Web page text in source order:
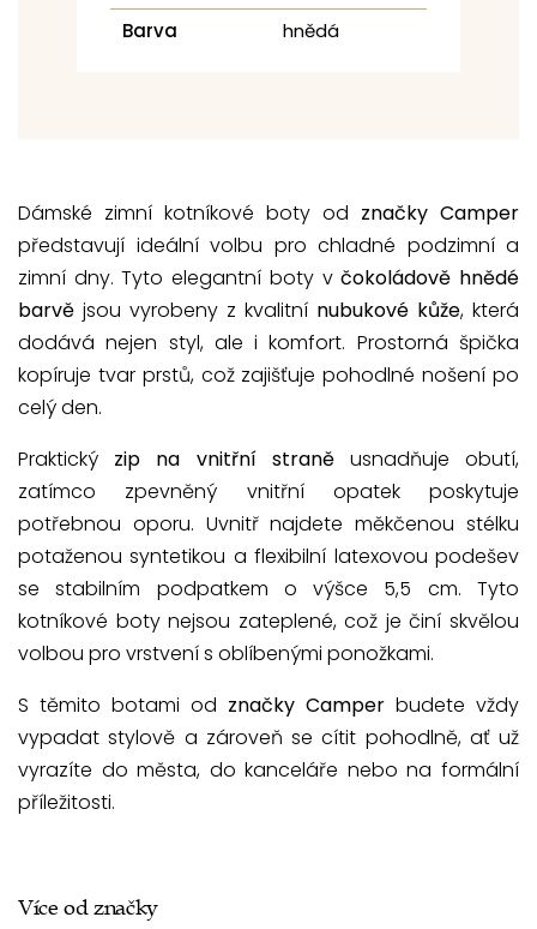
Barva hnědá
Dámské zimní kotníkové boty od značky Camper
představují ideální volbu pro chladné podzimní a
zimní dny. Tyto elegantní boty včokoládově hnědé
barvě jsou vyrobeny z kvalitní nubukové kůže, která
dodává nejen styl, ale i komfort. Prostorná špička
kopíruje tvar prstů, což zajišťuje pohodlné nošení po
celý den.
Praktický zip na vnitřní straněusnadňuje obutí,
zatímco zpevněný vnitřní opatek poskytuje
potřebnou oporu. Uvnitř najdete měkčenou stélku
potaženou syntetikou a flexibilní latexovou podešev
se stabilním podpatkem o výšce 5,5 cm. Tyto
kotníkové boty nejsou zateplené, což je činí skvělou
volbou pro vrstvení s oblíbenými ponožkami.
S těmito botami od značky Camper budete vždy
vypadat stylově a zároveň se cítit pohodlně, ať už
vyrazíte do města, do kanceláře nebo na formální
příležitosti.
Více od značky